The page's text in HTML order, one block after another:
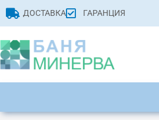
ДОСТАВКА ГАРАНЦИЯ